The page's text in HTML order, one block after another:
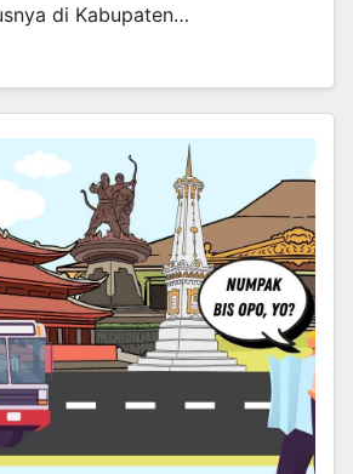
di Kabupaten…